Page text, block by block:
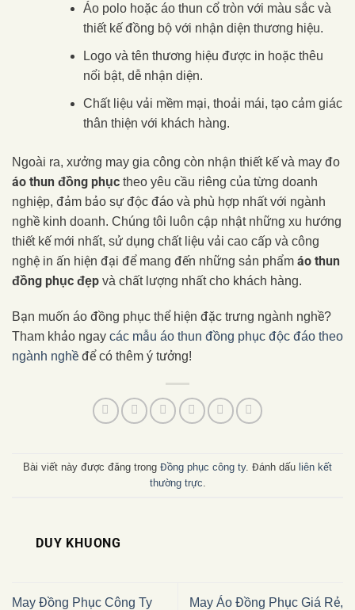
Áo polo hoặc áo thun cổ tròn với màu sắc và
thiết kế đồng bộ với nhận diện thương hiệu.
Logo và tên thương hiệu được in hoặc thêu
nổi bật, dễ nhận diện.
Chất liệu vải mềm mại, thoải mái, tạo cảm giác
thân thiện với khách hàng.
Ngoài ra, xưởng may gia công còn nhận thiết kế và may đo
áo thun đồng phục theo yêu cầu riêng của từng doanh
nghiệp, đảm bảo sự độc đáo và phù hợp nhất với ngành
nghề kinh doanh. Chúng tôi luôn cập nhật những xu hướng
thiết kế mới nhất, sử dụng chất liệu vải cao cấp và công
nghệ in ấn hiện đại để mang đến những sản phẩm áo thun
đồng phục đẹp và chất lượng nhất cho khách hàng.
Bạn muốn áo đồng phục thể hiện đặc trưng ngành nghề?
Tham khảo ngay các mẫu áo thun đồng phục độc đáo theo
ngành nghề để có thêm ý tưởng!
Bài viết này được đăng trong Đồng phục công ty. Đánh dấu liên kết
thường trực
DUY KHUONG
May Đồng Phục Công Ty
May Áo Đồng Phục Giá Rẻ,